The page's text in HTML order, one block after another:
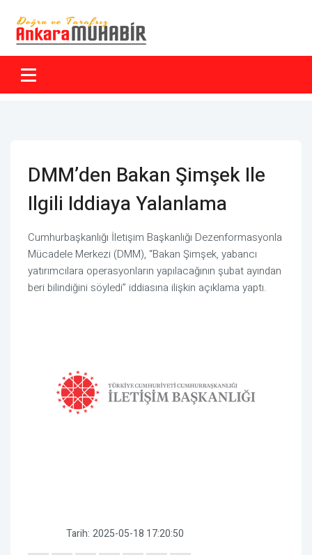
DMM’den Bakan Şimşek Ile
Ilgili Iddiaya Yalanlama
Cumhurbaşkanlığı İletişim Başkanlığı Dezenformasyonla
Mücadele Merkezi (DMM), “Bakan Şimşek, yabancı
yatırımcılara operasyonların yapılacağının şubat ayından
beri bilindiğini söyledi” iddiasına ilişkin açıklama yaptı.
Tarih: 2025-05-18 17:20:50